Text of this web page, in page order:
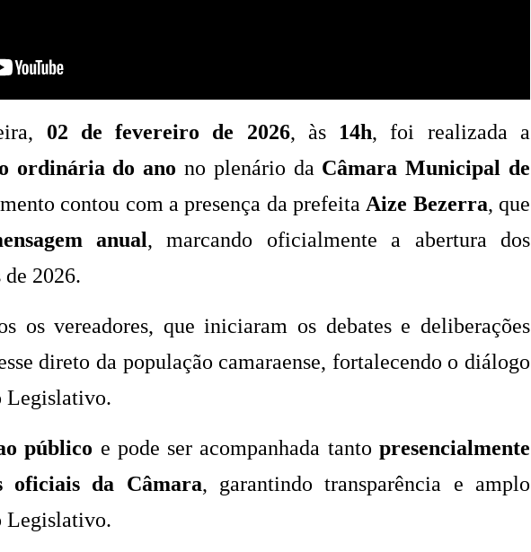
02 de fevereiro de 2026, às 14h, foi realizada a
ordinária do ano no plenário da Câmara Municipal de
contou com a presença da prefeita Aize Bezerra, que
anual, marcando oficialmente a abertura dos
2026.
os vereadores, que iniciaram os debates e deliberações
direto da população camaraense, fortalecendo o diálogo
Legislativo.
público e pode ser acompanhada tantopresencialmente
oficiais da Câmara, garantindo transparência e amplo
Legislativo.